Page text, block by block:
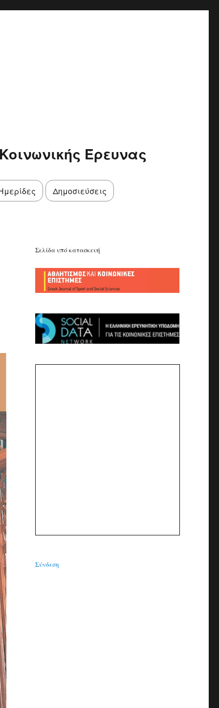
Έρευνας
Δημοσιεύσεις
Σελίδα υπό κατασκευή
Σύνδεση